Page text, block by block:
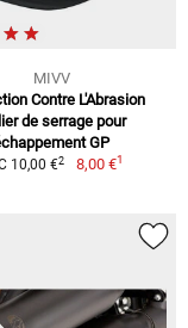
MIVV
Contre L'Abrasion
de serrage pour
GP
10,00 €2 8,00 €1